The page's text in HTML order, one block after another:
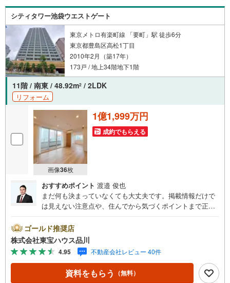
シティタワー池袋ウエストゲート
東京メトロ有楽町線 「要町」駅 徒歩6分
東京都豊島区高松1丁目
2010年2月（築17年）
173戸 / 地上34階地下1階
11階 / 南東 / 48.92m2 / 2LDK
リフォーム
画像36枚
1億1,999万円
成約でもらえる
おすすめポイント 渡邉 俊也
まだ何も決まっていなくても大丈夫です。掲載情報だけで
は見えない注意点や、住んでから気づくポイントまで正直
とも包み隠さずお伝えし、「納得して選ぶ」ためのサポー
トを大切にしています。現地でしか分からないリアルな情
報も含めて、一緒に後悔しない住まい探しを進めていきま
しょう。まずはお気軽にご相談ください。【Yahoo！ 不動
産キャンペーン対象店舗】当店で物件を成約するとPayPay
ボーナスライトがもらえる「Yahoo！ 不動産 物件ご成約キ
ゴールド推奨店
株式会社東宝ハウス品川
4.95 不動産会社レビュー 40件
資料をもらう （無料）